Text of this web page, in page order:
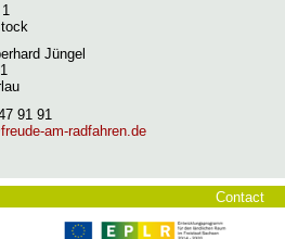
Jüngel
91 91
am-radfahren.de
Skip
navigation
Contact